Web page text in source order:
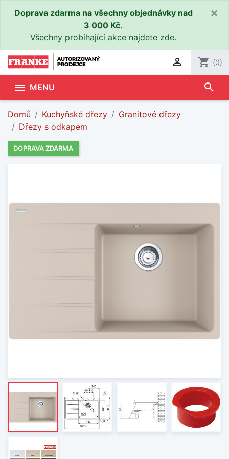
Doprava zdarma na všechny objednávky nad
3 000 Kč.
Všechny probíhající akce najdete zde.
×
 shopping_cart (0)
 MENU search
Domů Kuchyňské dřezy
Granitové dřezy
Dřezy s odkapem
DOPRAVA ZDARMA